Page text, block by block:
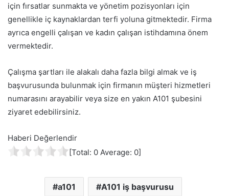
için fırsatlar sunmakta ve yönetim pozisyonları için
genellikle iç kaynaklardan terfi yoluna gitmektedir. Firma
ayrıca engelli çalışan ve kadın çalışan istihdamına önem
vermektedir.
Çalışma şartları ile alakalı daha fazla bilgi almak ve iş
başvurusunda bulunmak için firmanın müşteri hizmetleri
numarasını arayabilir veya size en yakın A101 şubesini
ziyaret edebilirsiniz.
Haberi Değerlendir
[Total: 0 Average: 0]
a101 A101 iş başvurusu